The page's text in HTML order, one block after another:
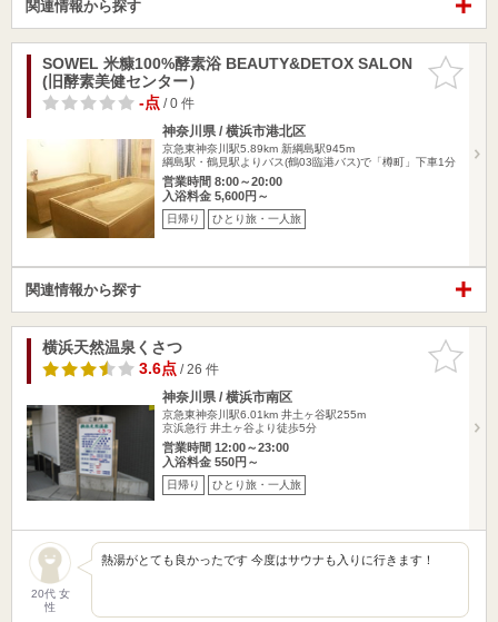
関連情報から探す
お気に入
りに追加
SOWEL 米糠100%酵素浴 BEAUTY&DETOX SALON
(旧酵素美健センター）
-点/ 0 件
神奈川県 / 横浜市港北区
京急東神奈川駅5.89km 新綱島駅945m
綱島駅・鶴見駅よりバス(鶴03臨港バス)で「樽町」下車1分
営業時間 8:00～20:00
入浴料金 5,600円～
日帰り ひとり旅・一人旅
関連情報から探す
お気に入
りに追加
横浜天然温泉くさつ
3.6点/ 26 件
神奈川県 / 横浜市南区
京急東神奈川駅6.01km 井土ヶ谷駅255m
京浜急行 井土ヶ谷より徒歩5分
営業時間 12:00～23:00
入浴料金 550円～
日帰り ひとり旅・一人旅
20代 女
性
熱湯がとても良かったです 今度はサウナも入りに行きます！